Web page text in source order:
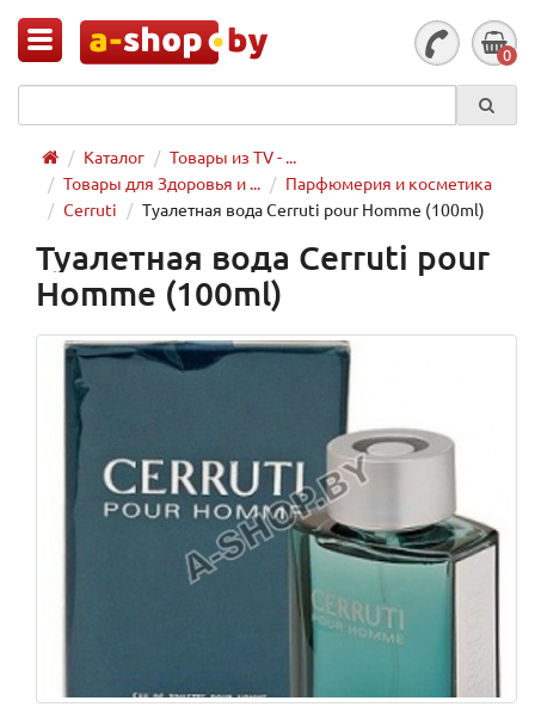
0
Каталог
Товары из TV - ...
Товары для Здоровья и ...
Парфюмерия и косметика
Cerruti
Туалетная вода Cerruti pour Homme (100ml)
Туалетная вода Cerruti pour
Homme (100ml)